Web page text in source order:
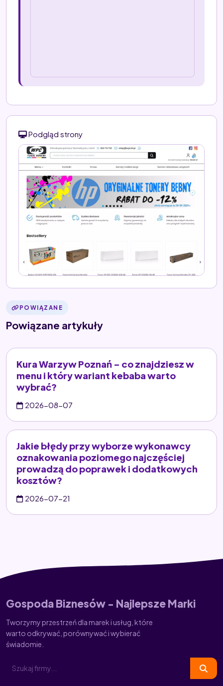
Podgląd strony
POWIĄZANE
Powiązane artykuły
Kura Warzyw Poznań – co znajdziesz w
menu i który wariant kebaba warto
wybrać?
2026-08-07
Jakie błędy przy wyborze wykonawcy
oznakowania poziomego najczęściej
prowadzą do poprawek i dodatkowych
kosztów?
2026-07-21
Gospoda Biznesów - Najlepsze Marki
Tworzymy przestrzeń dla marek i usług, które
warto odkrywać, porównywać i wybierać
świadomie.